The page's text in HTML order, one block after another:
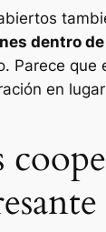
dentro
Parece
en